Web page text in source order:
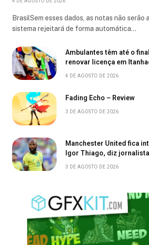
BrasilSem esses dados, as notas não serão
sistema rejeitará de forma automática…
Ambulantes têm até o
renovar licença em
4 DE AGOSTO DE 2026
Fading Echo – Review
3 DE AGOSTO DE 2026
Manchester United fica
Igor Thiago, diz jornalista
3 DE AGOSTO DE 2026